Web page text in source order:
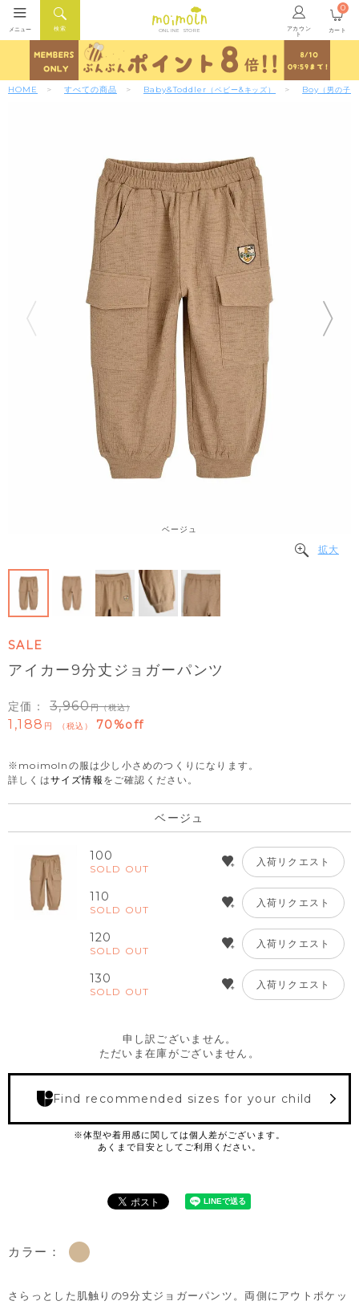
ONLINE STORE アカウン
ト
検索
メニュー カート
0
HOME すべての商品 Baby&Toddler （ベビー&キッズ） Boy （男の子）
ベージュ
拡大
SALE
アイカー9分丈ジョガーパンツ
定価： 3,960 （税込）
1,188 税込 70%off
※moimolnの服は少し小さめのつくりになります。
詳しくはサイズ情報 をご確認ください。
ベージュ
100
SOLD OUT
入荷リクエスト
110
SOLD OUT
入荷リクエスト
120
SOLD OUT
入荷リクエスト
130
SOLD OUT
入荷リクエスト
申し訳ございません。
ただいま在庫がございません。
Find recommended sizes for your child
カラー：
さらっとした肌触りの9分丈ジョガーパンツ。両側にアウトポケッ